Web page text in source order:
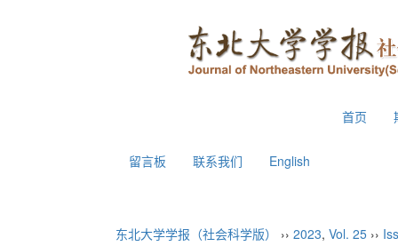
首页
留言板 联系我们 English
东北大学学报（社会科学版） ›› 2023, Vol. 25 ››